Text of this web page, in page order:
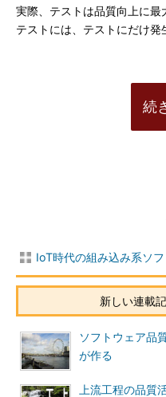
実際、テストは品質向上に最
テストには、テストにだけ発
続
IoT時代の組み込み系ソ
新しい連載
ソフトウェア品
が作る
上流工程の品質